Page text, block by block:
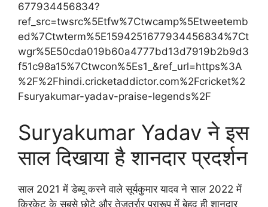
677934456834?
ref_src=twsrc%5Etfw%7Ctwcamp%5Etweetemb
ed%7Ctwterm%5E1594251677934456834%7Ct
wgr%5E50cda019b60a4777bd13d7919b2b9d3
f51c98a15%7Ctwcon%5Es1_&ref_url=https%3A
%2F%2Fhindi.cricketaddictor.com%2Fcricket%2
Fsuryakumar-yadav-praise-legends%2F
Suryakumar Yadav ने इस
साल दिखाया है शानदार प्रदर्शन
साल 2021 में डेब्यू करने वाले सूर्यकुमार यादव ने साल 2022 में
क्रिकेट के सबसे छोटे और तेजतर्रार प्रारूप में बेहद ही शानदार